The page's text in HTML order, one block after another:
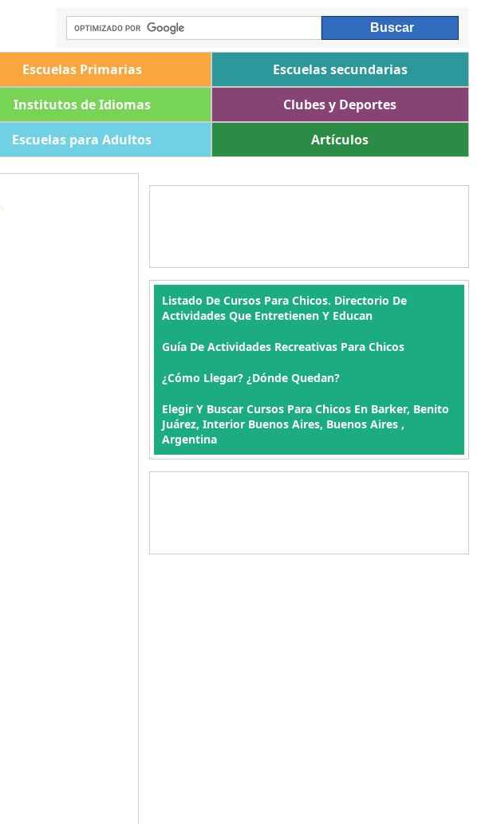
Escuelas Primarias
Escuelas secundarias
Institutos de Idiomas
Clubes y Deportes
Escuelas para Adultos Artículos
Listado De Cursos Para Chicos. Directorio De
Actividades Que Entretienen Y Educan
Guía De Actividades Recreativas Para Chicos
¿Cómo Llegar? ¿Dónde Quedan?
Elegir Y Buscar Cursos Para Chicos En Barker, Benito
Juárez, Interior Buenos Aires, Buenos Aires ,
Argentina